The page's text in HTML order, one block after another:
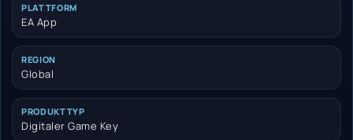
PLATTFORM
EA App
REGION
Global
PRODUKTTYP
Digitaler Game Key